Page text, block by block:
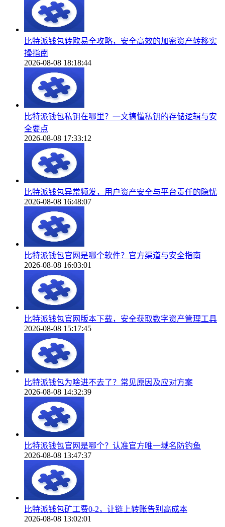
比特派钱包转欧易全攻略，安全高效的加密资产转移实
操指南
2026-08-08 18:18:44
比特派钱包私钥在哪里？一文搞懂私钥的存储逻辑与安
全要点
2026-08-08 17:33:12
比特派钱包异常频发，用户资产安全与平台责任的隐忧
2026-08-08 16:48:07
比特派钱包官网是哪个软件？官方渠道与安全指南
2026-08-08 16:03:01
比特派钱包官网版本下载，安全获取数字资产管理工具
2026-08-08 15:17:45
比特派钱包为啥进不去了？常见原因及应对方案
2026-08-08 14:32:39
比特派钱包官网是哪个？认准官方唯一域名防钓鱼
2026-08-08 13:47:37
比特派钱包矿工费0-2，让链上转账告别高成本
2026-08-08 13:02:01